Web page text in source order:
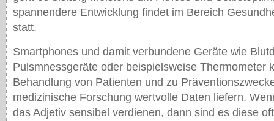
spannendere Entwicklung findet im Bereich
statt.
Smartphones und damit verbundene Geräte wie
Pulsmnessgeräte oder beispielsweise Thermometer
Behandlung von Patienten und zu
medizinische Forschung wertvolle Daten liefern.
das Adjetiv sensibel verdienen, dann sind es diese